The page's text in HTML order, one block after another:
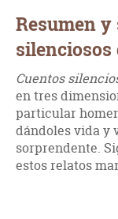
Resumen
silenciosos
Cuentos
en tres
particular
dándoles vida y
sorprendente.
estos relatos